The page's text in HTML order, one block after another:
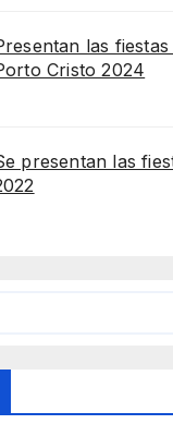
las
Cristo 2024
presentan las